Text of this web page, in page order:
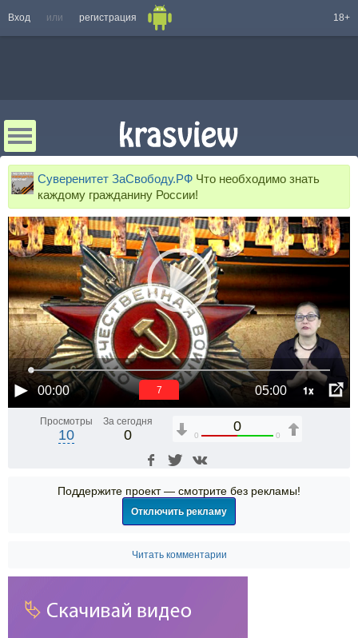
Вход или регистрация 18+
Суверенитет ЗаСвободу.РФ Что необходимо знать
каждому гражданину России!
00:00 05:00 1x
6
Просмотры
10
За сегодня
0
0
0 0
Поддержите проект — смотрите без рекламы!
Отключить рекламу
Читать комментарии